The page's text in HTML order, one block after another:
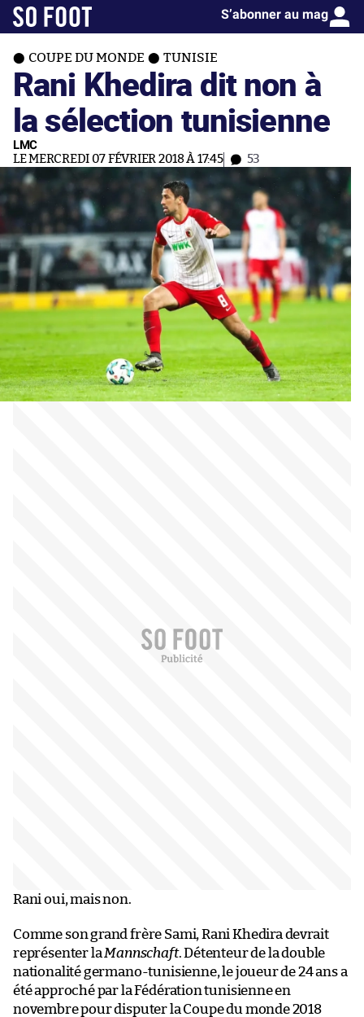
S’abonner au mag
COUPE DU MONDE TUNISIE
Rani Khedira dit non à
la sélection tunisienne
LMC
LE MERCREDI 07 FÉVRIER 2018 À 17:45 53
Rani oui, mais non.
Comme son grand frère Sami, Rani Khedira devrait
représenter la Mannschaft. Détenteur de la double
nationalité germano-tunisienne, le joueur de 24 ans a
été approché par la Fédération tunisienne en
novembre pour disputer la Coupe du monde 2018